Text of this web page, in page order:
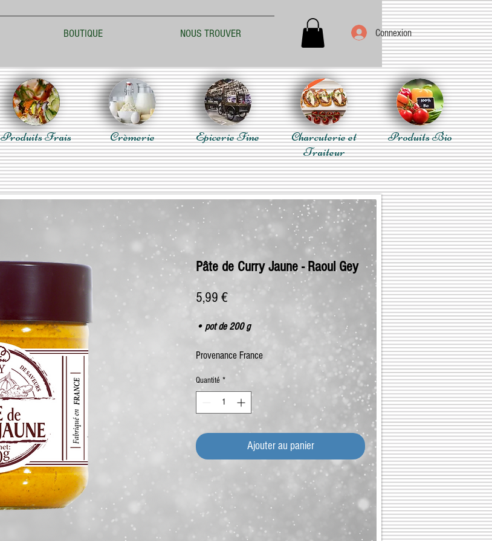
BOUTIQUE NOUS TROUVER Connexion
Produits Frais Crèmerie Epicerie Fine
Charcuterie et
Traiteur
Produits Bio
Pâte de Curry Jaune - Raoul Gey
5,99 €Prix
• pot de 200 g
Provenance France
Quantité *
Ajouter au panier